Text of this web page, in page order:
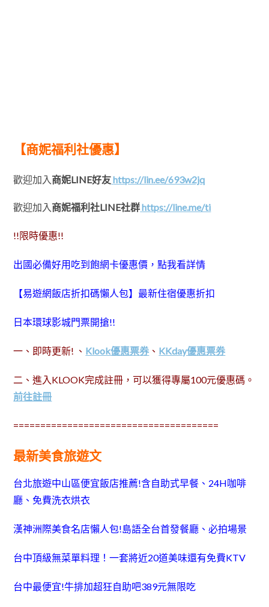
【商妮福利社優惠】
歡迎加入 商妮LINE好友https://lin.ee/693w2jq
歡迎加入 商妮福利社LINE社群https://line.me/ti
!!限時優惠!!
出國必備好用吃到飽網卡優惠價，點我看詳情
【易遊網飯店折扣碼懶人包】最新住宿優惠折扣
日本環球影城門票開搶!!
一、即時更新! 、 Klook優惠票券 、 KKday優惠票券
二、進入KLOOK完成註冊，可以獲得專屬100元優惠碼。
前往註冊
======================================
最新美食旅遊文
台北旅遊中山區便宜飯店推薦!含自助式早餐、24H咖啡
廳、免費洗衣烘衣
漢神洲際美食名店懶人包!島語全台首發餐廳、必拍場景
台中頂級無菜單料理！一套將近20道美味還有免費KTV
台中最便宜!牛排加超狂自助吧389元無限吃